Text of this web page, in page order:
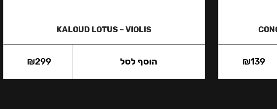
₪139
KALOUD LOTUS – VIOLIS
₪299 הוסף לסל